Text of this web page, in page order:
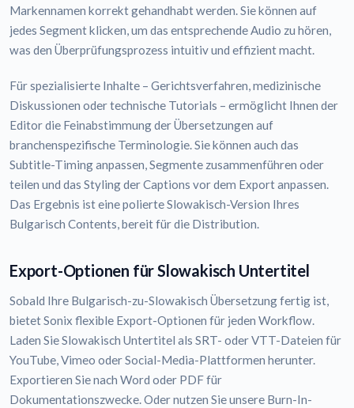
Markennamen korrekt gehandhabt werden. Sie können auf
jedes Segment klicken, um das entsprechende Audio zu hören,
was den Überprüfungsprozess intuitiv und effizient macht.
Für spezialisierte Inhalte – Gerichtsverfahren, medizinische
Diskussionen oder technische Tutorials – ermöglicht Ihnen der
Editor die Feinabstimmung der Übersetzungen auf
branchenspezifische Terminologie. Sie können auch das
Subtitle-Timing anpassen, Segmente zusammenführen oder
teilen und das Styling der Captions vor dem Export anpassen.
Das Ergebnis ist eine polierte Slowakisch-Version Ihres
Bulgarisch Contents, bereit für die Distribution.
Export-Optionen für Slowakisch Untertitel
Sobald Ihre Bulgarisch-zu-Slowakisch Übersetzung fertig ist,
bietet Sonix flexible Export-Optionen für jeden Workflow.
Laden Sie Slowakisch Untertitel als SRT- oder VTT-Dateien für
YouTube, Vimeo oder Social-Media-Plattformen herunter.
Exportieren Sie nach Word oder PDF für
Dokumentationszwecke. Oder nutzen Sie unsere Burn-In-